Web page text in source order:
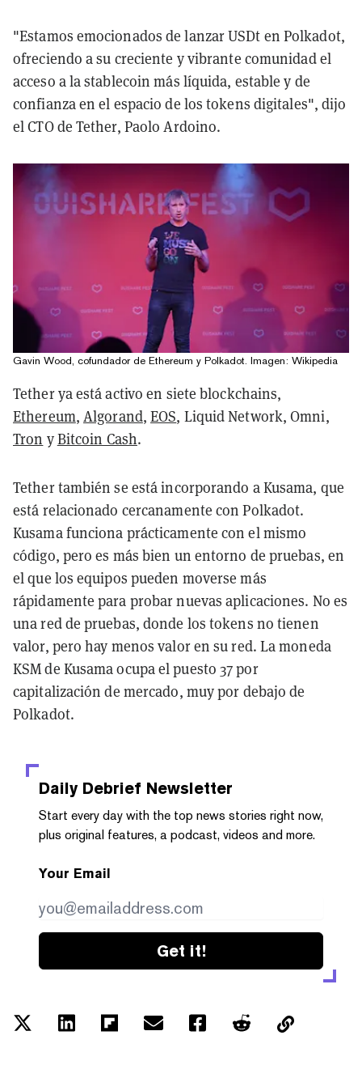
"Estamos emocionados de lanzar USDt en Polkadot,
ofreciendo a su creciente y vibrante comunidad el
acceso a la stablecoin más líquida, estable y de
confianza en el espacio de los tokens digitales", dijo
el CTO de Tether, Paolo Ardoino.
Gavin Wood, cofundador de Ethereum y Polkadot. Imagen: Wikipedia
Tether ya está activo en siete blockchains,
Ethereum,Algorand,EOS, Liquid Network, Omni,
Tron yBitcoin Cash.
Tether también se está incorporando a Kusama, que
está relacionado cercanamente con Polkadot.
Kusama funciona prácticamente con el mismo
código, pero es más bien un entorno de pruebas, en
el que los equipos pueden moverse más
rápidamente para probar nuevas aplicaciones. No es
una red de pruebas, donde los tokens no tienen
valor, pero hay menos valor en su red. La moneda
KSM de Kusama ocupa el puesto 37 por
capitalización de mercado, muy por debajo de
Polkadot.
Daily Debrief Newsletter
Start every day with the top news stories right now,
plus original features, a podcast, videos and more.
Your Email
Get it!